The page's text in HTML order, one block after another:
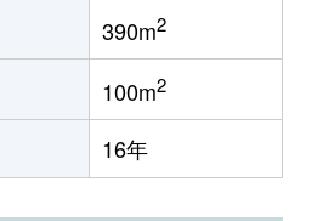
390m2
100m2
16年